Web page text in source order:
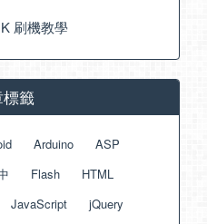
刷機教學
籤
Arduino
ASP
Flash
HTML
JavaScript
jQuery